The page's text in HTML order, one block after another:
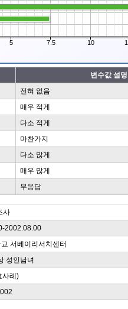
10
5 7.5
변수값 설명
전혀 없음
매우 적게
다소 적게
마찬가지
다소 많게
매우 많게
무응답
사
2002.08.00
서베이리서치센터
성인남녀
사례)